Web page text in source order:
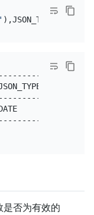
),JSON_TYPE(
DATE
是否为有效的